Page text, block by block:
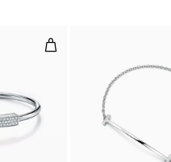
와이드 다이아몬드